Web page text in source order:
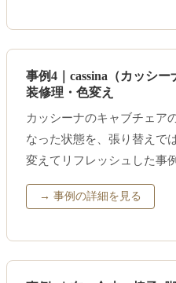
事例4｜cassina（カッシ
装修理・色変え
カッシーナのキャブチェア
なった状態を、張り替えで
変えてリフレッシュした事
→ 事例の詳細を見る